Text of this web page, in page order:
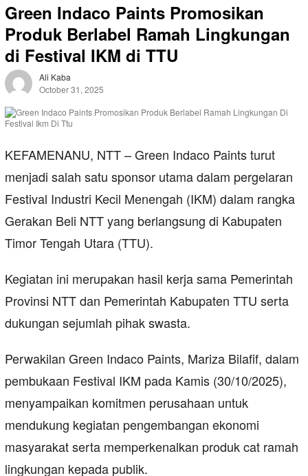
Green Indaco Paints Promosikan
Produk Berlabel Ramah Lingkungan
di Festival IKM di TTU
Ali Kaba
October 31, 2025
KEFAMENANU, NTT – Green Indaco Paints turut
menjadi salah satu sponsor utama dalam pergelaran
Festival Industri Kecil Menengah (IKM) dalam rangka
Gerakan Beli NTT yang berlangsung di Kabupaten
Timor Tengah Utara (TTU).
Kegiatan ini merupakan hasil kerja sama Pemerintah
Provinsi NTT dan Pemerintah Kabupaten TTU serta
dukungan sejumlah pihak swasta.
Perwakilan Green Indaco Paints, Mariza Bilafif, dalam
pembukaan Festival IKM pada Kamis (30/10/2025),
menyampaikan komitmen perusahaan untuk
mendukung kegiatan pengembangan ekonomi
masyarakat serta memperkenalkan produk cat ramah
lingkungan kepada publik.